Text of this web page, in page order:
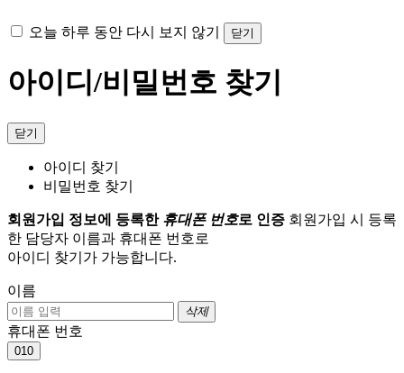
오늘 하루 동안 다시 보지 않기 닫기
아이디/비밀번호 찾기
닫기
아이디 찾기
비밀번호 찾기
회원가입 정보에 등록한 휴대폰 번호로 인증 회원가입 시 등록
한 담당자 이름과 휴대폰 번호로
아이디 찾기가 가능합니다.
이름
삭제
휴대폰 번호
010